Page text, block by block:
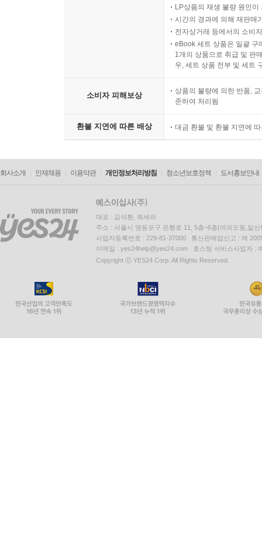
LP상품의 재생 불량 원인
시간의 경과에 의해 재판매
전자상거래 등에서의 소비
eBook 세트 상품은 일괄 구
1개의 상품으로 취급 및 판
우, 세트 상품 전부 및 세트
소비자 피해보상
상품의 불량에 의한 반품,
준하여 처리됨
환불 지연에 따른 배상 대금 환불 및 환불 지연에
회사소개 인재채용 이용약관 개인정보처리방침 청소년보호정책 도서홍보안내
대표 : 김석환, 최세라
주소 : 서울시 영등포구 은행로 11, 5층~6층(여의도동,일신
사업자등록번호 : 229-81-37000 통신판매업신고 : 제
이메일 : yes24help@yes24.com 호스팅 서비스사업자 :
Copyright ⓒ YES24 Corp. All Rights Reserved.